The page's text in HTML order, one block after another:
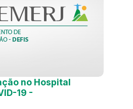
no Hospital
19 -